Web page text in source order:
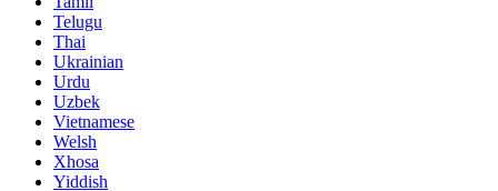
Telugu
Thai
Ukrainian
Urdu
Uzbek
Vietnamese
Welsh
Xhosa
Yiddish